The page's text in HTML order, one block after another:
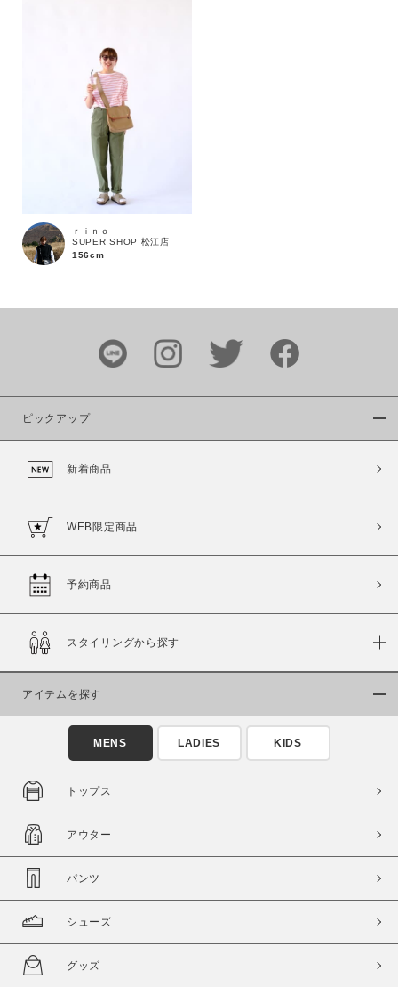
商品タイプ
セール価格
在庫
ｒｉｎｏ
SUPER SHOP 松江店
156cm
ピックアップ
新着商品
WEB限定商品
予約商品
スタイリングから探す
アイテムを探す
MENS LADIES KIDS
トップス
アウター
パンツ
シューズ
グッズ